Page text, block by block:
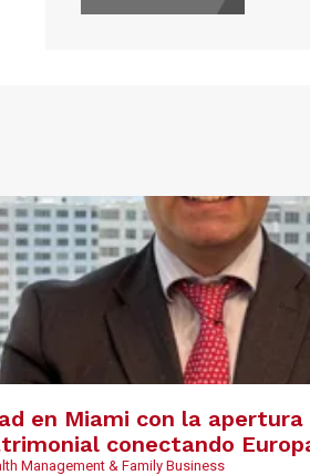
en Miami con la
conectando
Management & Family Business